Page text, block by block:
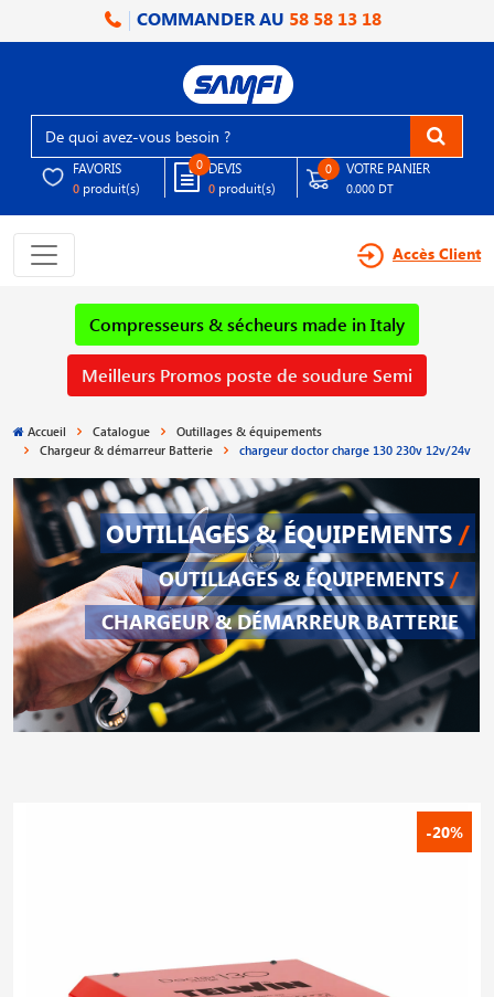
COMMANDER AU 58 58 13 18
FAVORIS
0 produit(s)
0 DEVIS
0 produit(s)
0 VOTRE PANIER
0.000 DT
Accès Client
Compresseurs & sécheurs made in Italy
Meilleurs Promos poste de soudure Semi
Accueil Catalogue
Outillages & équipements
Chargeur & démarreur Batterie
chargeur doctor charge 130 230v 12v/24v
OUTILLAGES & ÉQUIPEMENTS /
OUTILLAGES & ÉQUIPEMENTS /
CHARGEUR & DÉMARREUR BATTERIE
-20%